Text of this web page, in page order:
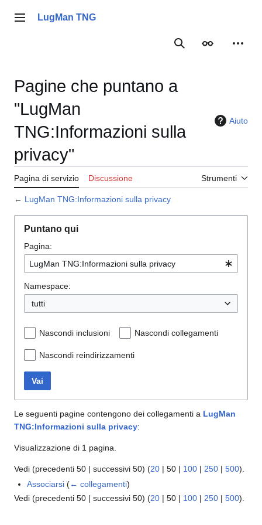
Menu principale
LugMan TNG
RicercaAspetto
Pagine che puntano a
"LugMan
TNG:Informazioni sulla
privacy"
Aiuto
Pagina di servizio Discussione Strumenti
← LugMan TNG:Informazioni sulla privacy
Puntano qui
Pagina:
Namespace:
tutti
Nascondi inclusioni Nascondi collegamenti
Nascondi reindirizzamenti
Vai
Le seguenti pagine contengono dei collegamenti a LugMan
TNG:Informazioni sulla privacy:
Visualizzazione di 1 pagina.
Vedi (precedenti 50 | successivi 50) (20 | 50 | 100 | 250 | 500).
Associarsi (← collegamenti)
Vedi (precedenti 50 | successivi 50) (20 | 50 | 100 | 250 | 500).